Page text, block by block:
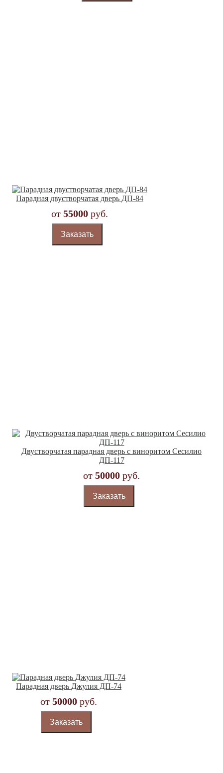
Парадная двустворчатая дверь ДП-84
от 55000 руб.
Заказать
Двустворчатая парадная дверь с виноритом Сесилио
ДП-117
от 50000 руб.
Заказать
Парадная дверь Джулия ДП-74
от 50000 руб.
Заказать